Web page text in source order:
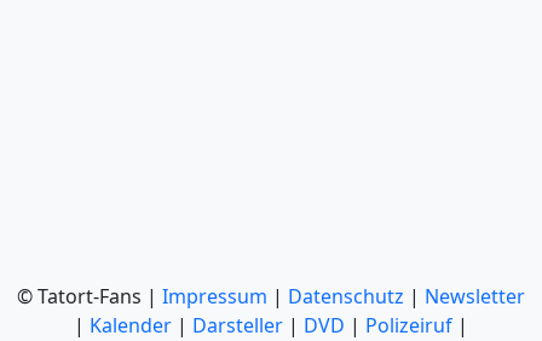
© Tatort-Fans | Impressum | Datenschutz | Newsletter
| Kalender | Darsteller | DVD | Polizeiruf |